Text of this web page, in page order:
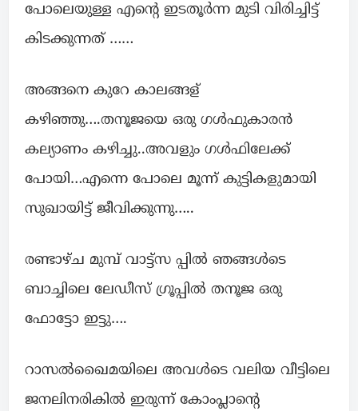
പോലെയുള്ള എൻ്റെ ഇടതൂർന്ന മുടി വിരിച്ചിട്ട്
കിടക്കുന്നത് ……
അങ്ങനെ കുറേ കാലങ്ങള്
കഴിഞ്ഞു….തനൂജയെ ഒരു ഗൾഫുകാരൻ
കല്യാണം കഴിച്ചു..അവളും ഗൾഫിലേക്ക്
പോയി…എന്നെ പോലെ മൂന്ന് കുട്ടികളുമായി
സുഖായിട്ട് ജീവിക്കുന്നു…..
രണ്ടാഴ്ച മുമ്പ് വാട്ട്സ പ്പിൽ ഞങ്ങൾടെ
ബാച്ചിലെ ലേഡീസ് ഗ്രൂപ്പിൽ തനൂജ ഒരു
ഫോട്ടോ ഇട്ടു….
റാസൽഖൈമയിലെ അവൾടെ വലിയ വീട്ടിലെ
ജനലിനരികിൽ ഇരുന്ന് കോംപ്ലാൻ്റെ